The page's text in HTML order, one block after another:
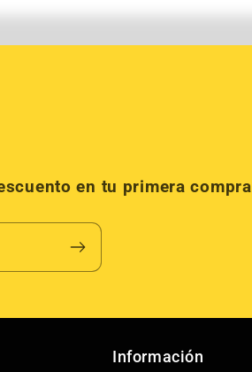
en tu primera compra
Información